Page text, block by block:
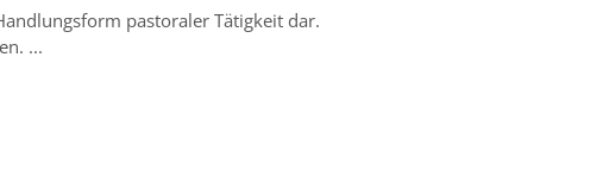
pastoraler Tätigkeit dar.
...